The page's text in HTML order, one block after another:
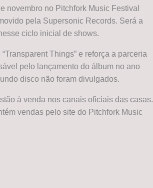
novembro no Pitchfork Music Festival
pela Supersonic Records. Será a
ciclo inicial de shows.
Things” e reforça a parceria
pelo lançamento do álbum no ano
disco não foram divulgados.
à venda nos canais oficiais das casas.
vendas pelo site do Pitchfork Music